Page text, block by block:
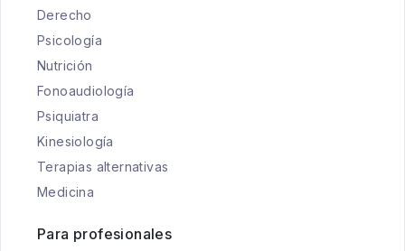
Derecho
Psicología
Nutrición
Fonoaudiología
Psiquiatra
Kinesiología
Terapias alternativas
Medicina
Para profesionales